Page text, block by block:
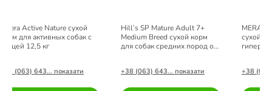
Josera Active Nature сухой
корм для активных собак с
птицей 12,5 кг
+38 (063) 643... показати
Hill’s SP Mature Adult 7+
Medium Breed сухой корм
для собак средних пород от
+38 (063) 643... показати
MERA
сухой
+38